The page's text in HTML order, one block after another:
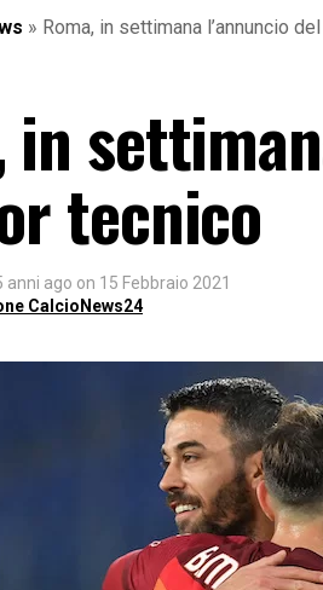
» Roma, in settimana l’annuncio
in
tecnico
anni ago on 15 Febbraio 2021
CalcioNews24